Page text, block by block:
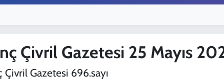
Çivril Gazetesi 25 Mayıs
Çivril Gazetesi 696.sayı